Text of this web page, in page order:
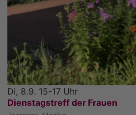
Di, 8.9. 15-17 Uhr
Dienstagstreff der Frauen